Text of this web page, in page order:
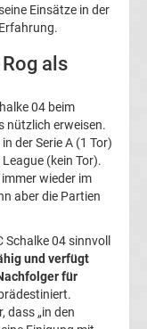
Einsätze in der
als
04 beim
nützlich erweisen.
der Serie A (1 Tor)
(kein Tor).
wieder im
aber die Partien
04 sinnvoll
und verfügt
für
dass „in den